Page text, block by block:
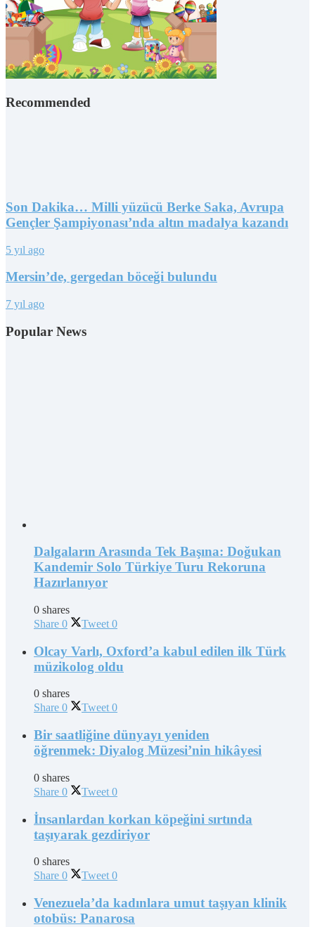
Recommended
Son Dakika… Milli yüzücü Berke Saka, Avrupa
Gençler Şampiyonası’nda altın madalya kazandı
5 yıl ago
Mersin’de, gergedan böceği bulundu
7 yıl ago
Popular News
Dalgaların Arasında Tek Başına: Doğukan
Kandemir Solo Türkiye Turu Rekoruna
Hazırlanıyor
0 shares
Share 0 Tweet 0
Olcay Varlı, Oxford’a kabul edilen ilk Türk
müzikolog oldu
0 shares
Share 0 Tweet 0
Bir saatliğine dünyayı yeniden
öğrenmek: Diyalog Müzesi’nin hikâyesi
0 shares
Share 0 Tweet 0
İnsanlardan korkan köpeğini sırtında
taşıyarak gezdiriyor
0 shares
Share 0 Tweet 0
Venezuela’da kadınlara umut taşıyan klinik
otobüs: Panarosa